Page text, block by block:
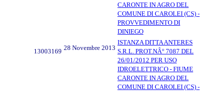
CARONTE IN AGRO DEL
COMUNE DI CAROLEI (CS) -
PROVVEDIMENTO DI
DINIEGO
13003169 28 Novembre 2013
ISTANZA DITTA ANTERES
S.R.L. PROT.NÂ° 7087 DEL
26/01/2012 PER USO
IDROELETTRICO - FIUME
CARONTE IN AGRO DEL
COMUNE DI CAROLEI (CS) -